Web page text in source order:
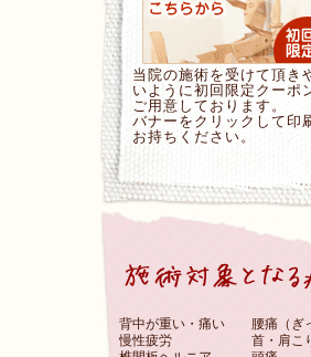
当院の施術を受けて頂き
いように初回限定クーポ
ご用意しております。
バナーをクリックして印
お持ちください。
背中が重い・痛い
腰痛（ぎ
慢性疲労
首・肩こ